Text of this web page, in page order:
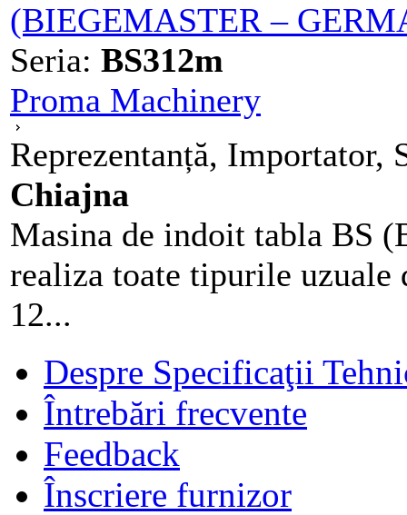
(BIEGEMASTER –
Seria: BS312m
Proma Machinery
Reprezentanță, Importator,
Chiajna
Masina de indoit tabla BS
realiza toate tipurile
12...
Despre Specificaţii
Întrebări frecvente
Feedback
Înscriere furnizor